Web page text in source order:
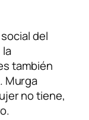
del
también
Murga
no tiene,